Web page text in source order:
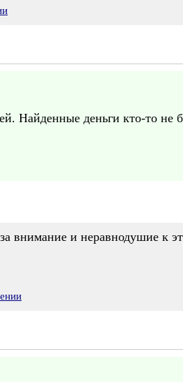
Найденные деньги кто-то не
внимание и неравнодушие к